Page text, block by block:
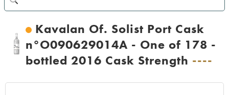
Kavalan Of. Solist Port Cask
n°O090629014A - One of 178 -
bottled 2016 Cask Strength ----